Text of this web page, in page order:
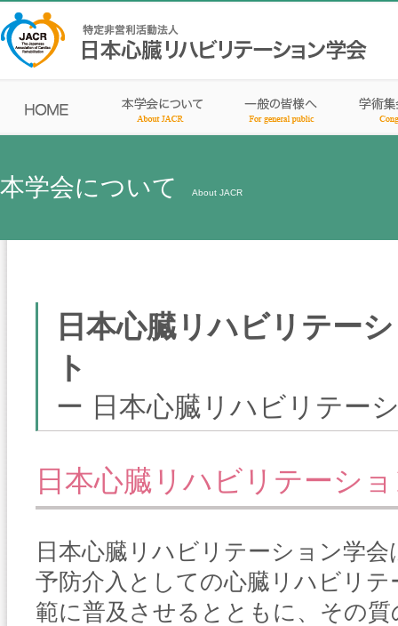
本学会について About JACR
日本心臓リハビリテー
ト
ー 日本心臓リハビリテー
日本心臓リハビリテーシ
日本心臓リハビリテーション学
予防介入としての心臓リハビリ
範に普及させるとともに、その